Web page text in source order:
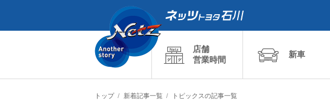
店舗
営業時間
新車
トップ 新着記事一覧 トピックスの記事一覧